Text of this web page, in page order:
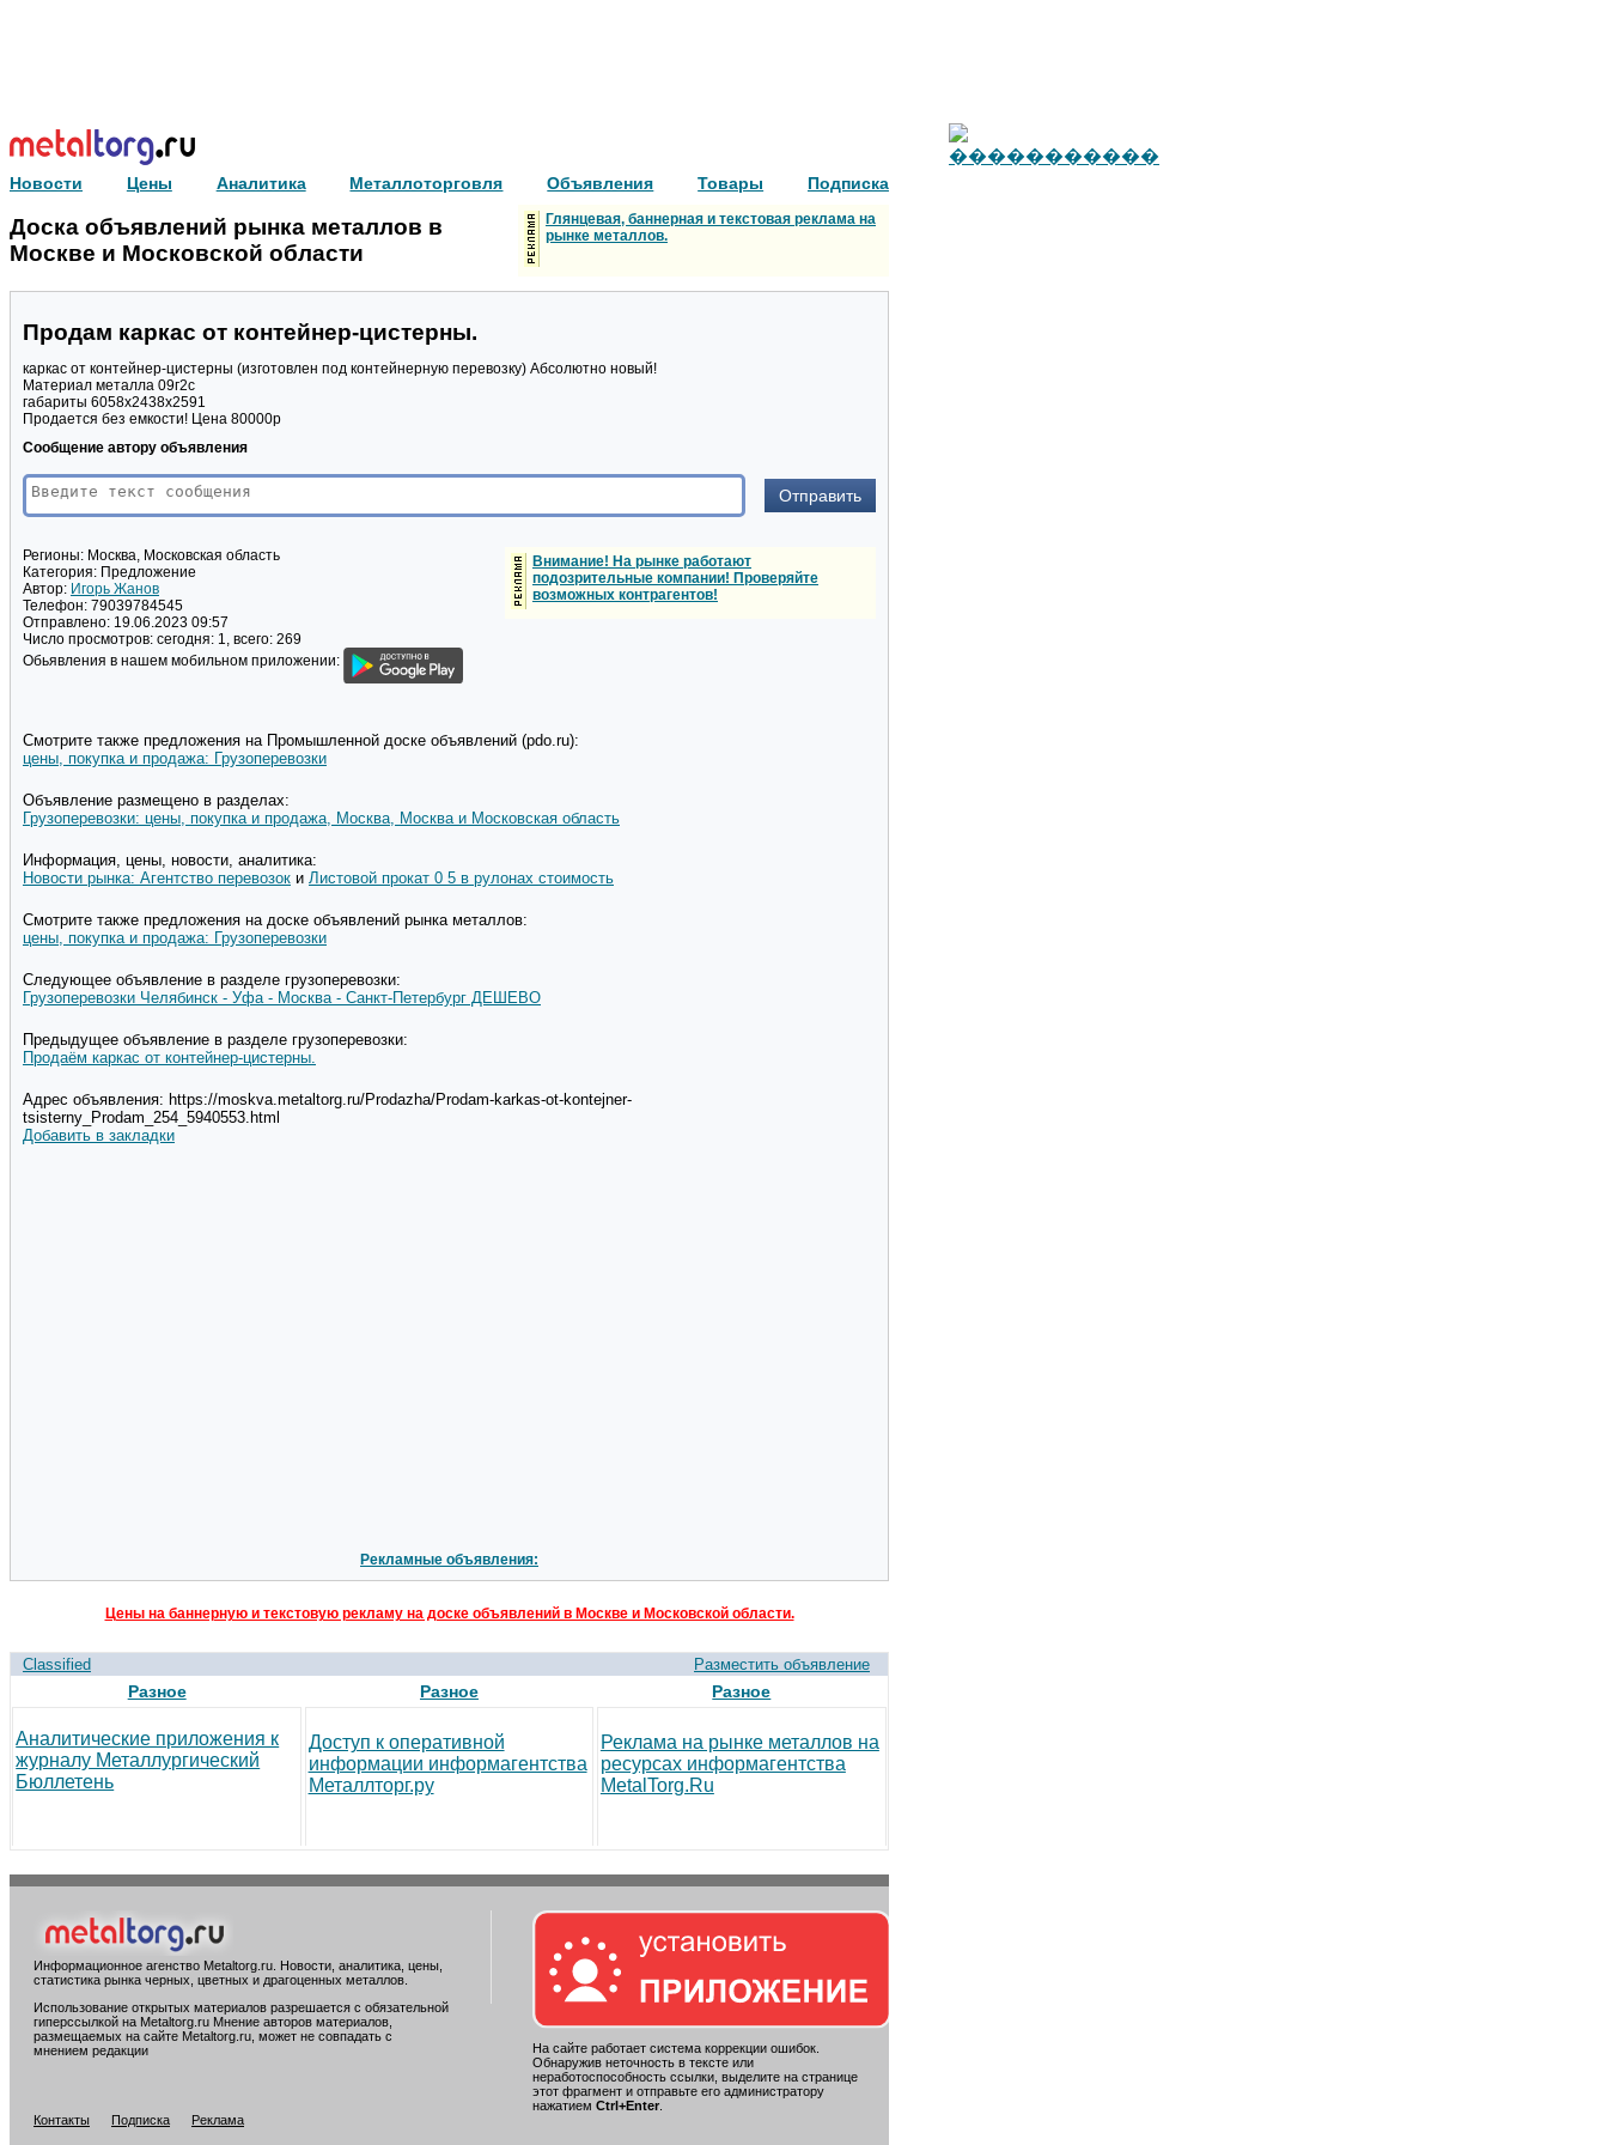
Новости Цены Аналитика Металлоторговля Объявления Товары Подписка
Доска объявлений рынка металлов в
Москве и Московской области
Глянцевая, баннерная и текстовая реклама на
рынке металлов.
Продам каркас от контейнер-цистерны.
каркас от контейнер-цистерны (изготовлен под контейнерную перевозку) Абсолютно новый!
Материал металла 09г2с
габариты 6058х2438х2591
Продается без емкости! Цена 80000р
Сообщение автору объявления
Регионы: Москва, Московская область
Категория: Предложение
Автор: Игорь Жанов
Телефон: 79039784545
Отправлено: 19.06.2023 09:57
Число просмотров: сегодня: 1, всего: 269
Обьявления в нашем мобильном приложении:
Внимание! На рынке работают
подозрительные компании! Проверяйте
возможных контрагентов!
Смотрите также предложения на Промышленной доске объявлений (pdo.ru):
цены, покупка и продажа: Грузоперевозки
Объявление размещено в разделах:
Грузоперевозки: цены, покупка и продажа, Москва, Москва и Московская область
Информация, цены, новости, аналитика:
Новости рынка: Агентство перевозок и Листовой прокат 0 5 в рулонах стоимость
Смотрите также предложения на доске объявлений рынка металлов:
цены, покупка и продажа: Грузоперевозки
Следующее объявление в разделе грузоперевозки:
Грузоперевозки Челябинск - Уфа - Москва - Санкт-Петербург ДЕШЕВО
Предыдущее объявление в разделе грузоперевозки:
Продаём каркас от контейнер-цистерны.
Адрес объявления: https://moskva.metaltorg.ru/Prodazha/Prodam-karkas-ot-kontejner-
tsisterny_Prodam_254_5940553.html
Добавить в закладки
Рекламные объявления:
Цены на баннерную и текстовую рекламу на доске объявлений в Москве и Московской области.
Classified Разместить объявление
Разное
Аналитические приложения к
журналу Металлургический
Бюллетень
Разное
Доступ к оперативной
информации информагентства
Металлторг.ру
Разное
Реклама на рынке металлов на
ресурсах информагентства
MetalTorg.Ru
Информационное агенство Metaltorg.ru. Новости, аналитика, цены,
статистика рынка черных, цветных и драгоценных металлов.
Использование открытых материалов разрешается с обязательной
гиперссылкой на Metaltorg.ru Мнение авторов материалов,
размещаемых на сайте Metaltorg.ru, может не совпадать с
мнением редакции
На сайте работает система коррекции ошибок.
Обнаружив неточность в тексте или
неработоспособность ссылки, выделите на странице
этот фрагмент и отправьте его администратору
нажатием Ctrl+Enter
Контакты
Подписка Реклама